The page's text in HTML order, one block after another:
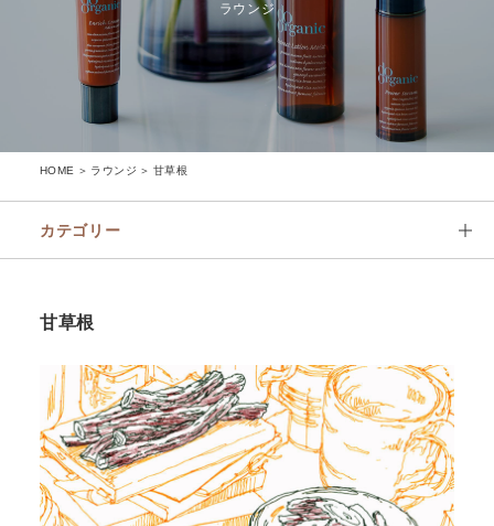
ラウンジ
HOME ラウンジ 甘草根
カテゴリー
甘草根